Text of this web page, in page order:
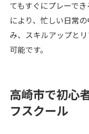
てもすぐにプレーで
により、忙しい日常
み、スキルアップと
可能です。
高崎市で初心
フスクール